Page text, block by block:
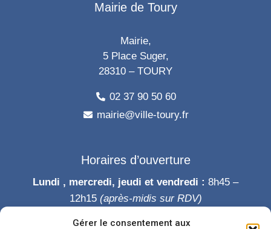
Gérer le consentement aux
Mairie de Toury
Mairie,
5 Place Suger,
28310 – TOURY
02 37 90 50 60
mairie@ville-toury.fr
Horaires d’ouverture
Lundi , mercredi, jeudi et vendredi : 8h45 –
12h15 (après-midis sur RDV)